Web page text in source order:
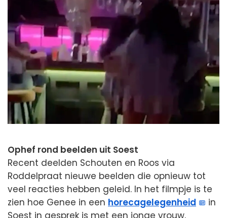
Ophef rond beelden uit Soest
Recent deelden Schouten en Roos via
Roddelpraat nieuwe beelden die opnieuw tot
veel reacties hebben geleid. In het filmpje is te
zien hoe Genee in een horecagelegenheid
in
Soest in gesprek is met een jonge vrouw.